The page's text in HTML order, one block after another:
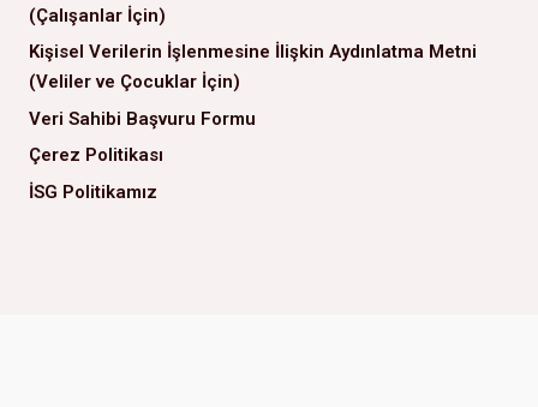
(Çalışanlar İçin)
Kişisel Verilerin İşlenmesine İlişkin Aydınlatma Metni
(Veliler ve Çocuklar İçin)
Veri Sahibi Başvuru Formu
Çerez Politikası
İSG Politikamız